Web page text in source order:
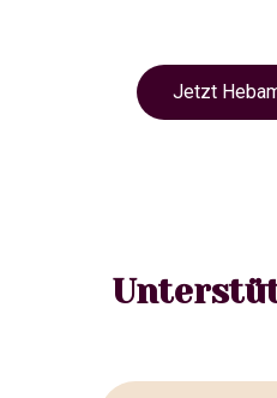
Jetzt